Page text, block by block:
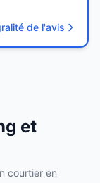
de l'avis
et
courtier en